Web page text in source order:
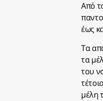
Από
έως
Τα
τα
του
μέλη